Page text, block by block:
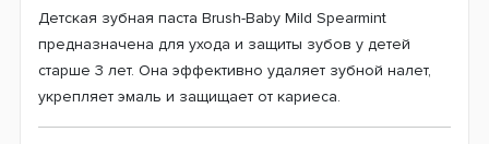
Детская зубная паста Brush-Baby Mild Spearmint
предназначена для ухода и защиты зубов у детей
старше 3 лет. Она эффективно удаляет зубной налет,
укрепляет эмаль и защищает от кариеса.